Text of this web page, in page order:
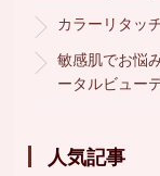
カラーリタッ
敏感肌でお悩
ータルビュー
人気記事